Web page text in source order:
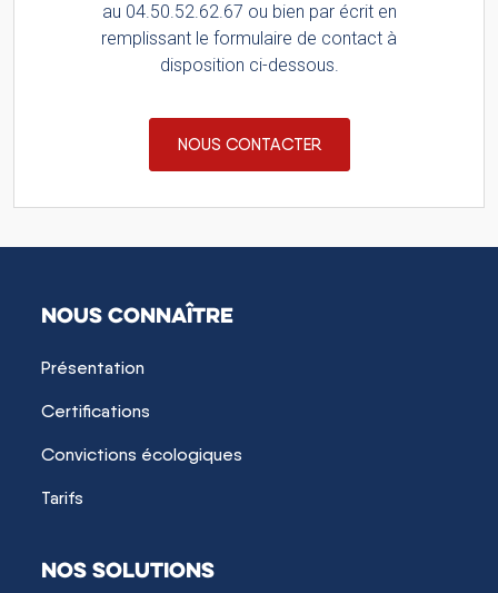
au 04.50.52.62.67 ou bien par écrit en
remplissant le formulaire de contact à
disposition ci-dessous.
NOUS CONTACTER
NOUS CONNAÎTRE
Présentation
Certifications
Convictions écologiques
Tarifs
NOS SOLUTIONS